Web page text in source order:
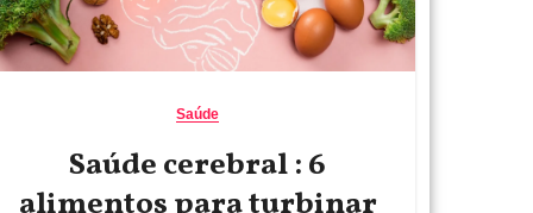
Saúde
Saúde cerebral : 6